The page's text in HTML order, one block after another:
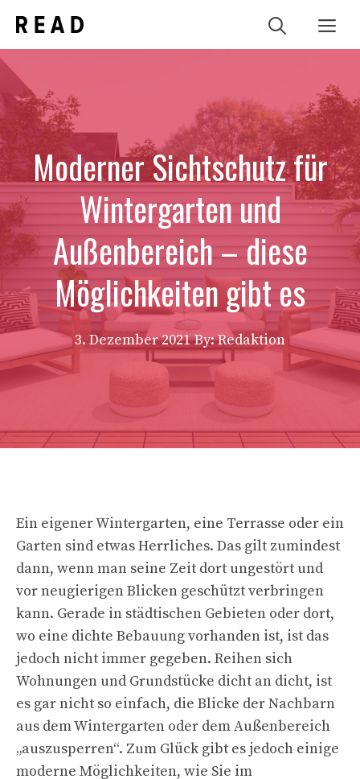
Inhalt
springen
Moderner Sichtschutz für
Wintergarten und
Außenbereich – diese
Möglichkeiten gibt es
3. Dezember 2021 By: Redaktion
Ein eigener Wintergarten, eine Terrasse oder ein
Garten sind etwas Herrliches. Das gilt zumindest
dann, wenn man seine Zeit dort ungestört und
vor neugierigen Blicken geschützt verbringen
kann. Gerade in städtischen Gebieten oder dort,
wo eine dichte Bebauung vorhanden ist, ist das
jedoch nicht immer gegeben. Reihen sich
Wohnungen und Grundstücke dicht an dicht, ist
es gar nicht so einfach, die Blicke der Nachbarn
aus dem Wintergarten oder dem Außenbereich
„auszusperren“. Zum Glück gibt es jedoch einige
moderne Möglichkeiten, wie Sie im